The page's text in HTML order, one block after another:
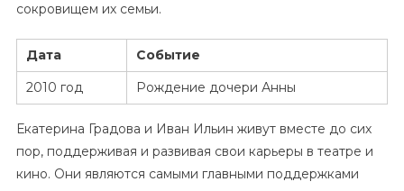
сокровищем их семьи.
Дата
Событие
2010 год
Рождение дочери Анны
Екатерина Градова и Иван Ильин живут вместе до сих
пор, поддерживая и развивая свои карьеры в театре и
кино. Они являются самыми главными поддержками